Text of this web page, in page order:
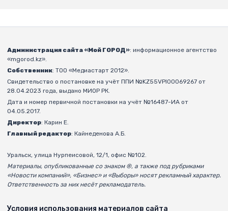
Администрация сайта «Мой ГОРОД»: информационное агентство
«mgorod.kz».
Собственник: ТОО «Медиастарт 2012».
Свидетельство о постановке на учёт ППИ №KZ55VPI00069267 от
28.04.2023 года, выдано МИОР РК.
Дата и номер первичной постановки на учёт №16487-ИА от
04.05.2017.
Директор: Карин Е.
Главный редактор: Кайнеденова А.Б.
Уральск, улица Нурпеисовой, 12/1, офис №102.
Материалы, опубликованные со знаком ®, а также под рубриками
«Новости компаний», «Бизнес» и «Выборы» носят рекламный характер.
Ответственность за них несёт рекламодатель.
Условия использования материалов сайта